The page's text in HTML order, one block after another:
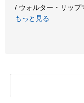
/ ウォルター・リップ
もっと見る